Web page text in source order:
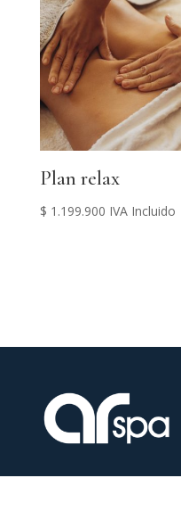
Plan relax
$ 1.199.900 IVA Incluido